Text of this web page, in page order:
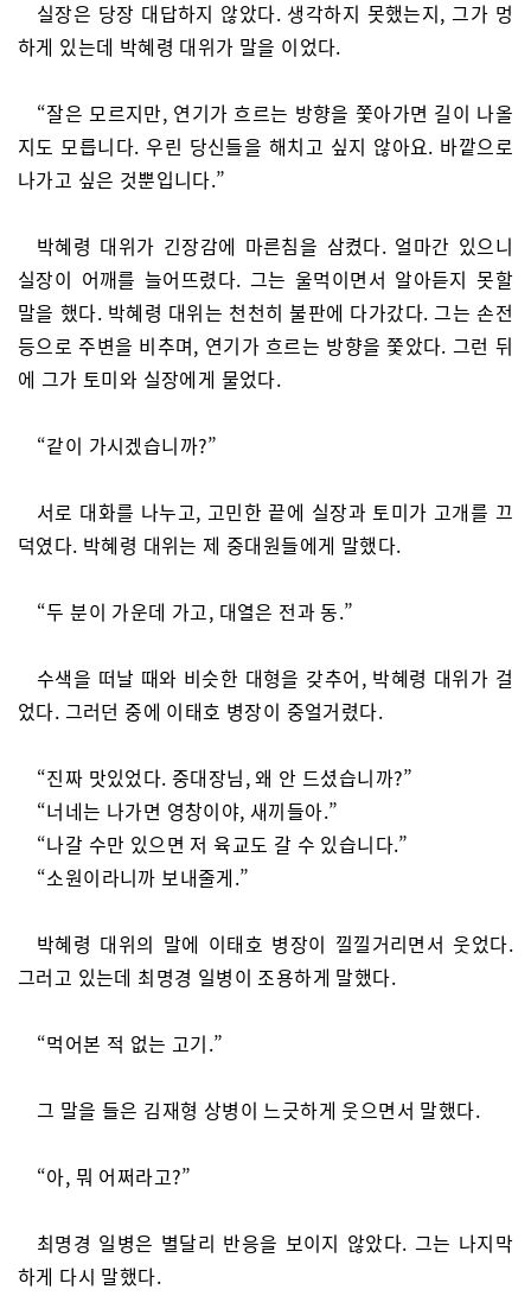
실장은 당장 대답하지 않았다. 생각하지 못했는지, 그가 멍
하게 있는데 박혜령 대위가 말을 이었다.
“잘은 모르지만, 연기가 흐르는 방향을 쫓아가면 길이 나올
지도 모릅니다. 우린 당신들을 해치고 싶지 않아요. 바깥으로
나가고 싶은 것뿐입니다.”
박혜령 대위가 긴장감에 마른침을 삼켰다. 얼마간 있으니
실장이 어깨를 늘어뜨렸다. 그는 울먹이면서 알아듣지 못할
말을 했다. 박혜령 대위는 천천히 불판에 다가갔다. 그는 손전
등으로 주변을 비추며, 연기가 흐르는 방향을 쫓았다. 그런 뒤
에 그가 토미와 실장에게 물었다.
“같이 가시겠습니까?”
서로 대화를 나누고, 고민한 끝에 실장과 토미가 고개를 끄
덕였다. 박혜령 대위는 제 중대원들에게 말했다.
“두 분이 가운데 가고, 대열은 전과 동.”
수색을 떠날 때와 비슷한 대형을 갖추어, 박혜령 대위가 걸
었다. 그러던 중에 이태호 병장이 중얼거렸다.
“진짜 맛있었다. 중대장님, 왜 안 드셨습니까?”
“너네는 나가면 영창이야, 새끼들아.”
“나갈 수만 있으면 저 육교도 갈 수 있습니다.”
“소원이라니까 보내줄게.”
박혜령 대위의 말에 이태호 병장이 낄낄거리면서 웃었다.
그러고 있는데 최명경 일병이 조용하게 말했다.
“먹어본 적 없는 고기.”
그 말을 들은 김재형 상병이 느긋하게 웃으면서 말했다.
“아, 뭐 어쩌라고?”
최명경 일병은 별달리 반응을 보이지 않았다. 그는 나지막
하게 다시 말했다.